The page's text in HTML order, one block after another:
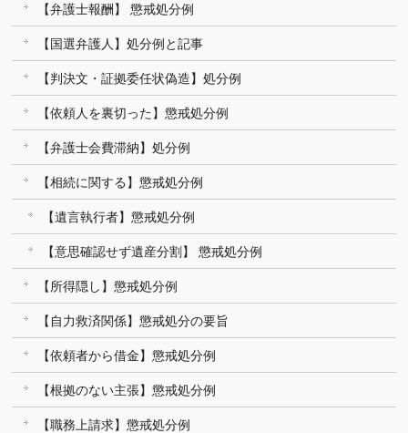
【弁護士報酬】 懲戒処分例
【国選弁護人】処分例と記事
【判決文・証拠委任状偽造】処分例
【依頼人を裏切った】懲戒処分例
【弁護士会費滞納】処分例
【相続に関する】懲戒処分例
【遺言執行者】懲戒処分例
【意思確認せず遺産分割】 懲戒処分例
【所得隠し】懲戒処分例
【自力救済関係】懲戒処分の要旨
【依頼者から借金】懲戒処分例
【根拠のない主張】懲戒処分例
【職務上請求】懲戒処分例